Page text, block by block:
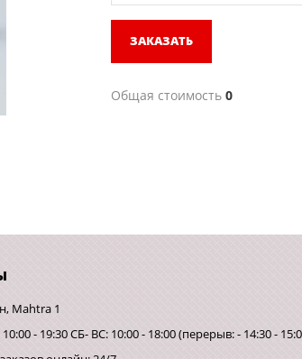
ЗАКАЗАТЬ
Общая стоимость 0
Mahtra 1
- 19:30 СБ- ВС: 10:00 - 18:00 (перерыв: - 14:30 -